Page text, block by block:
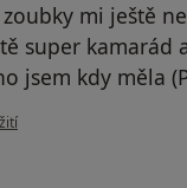
mi ještě
super kamarád
jsem kdy měla
Váš účet byl